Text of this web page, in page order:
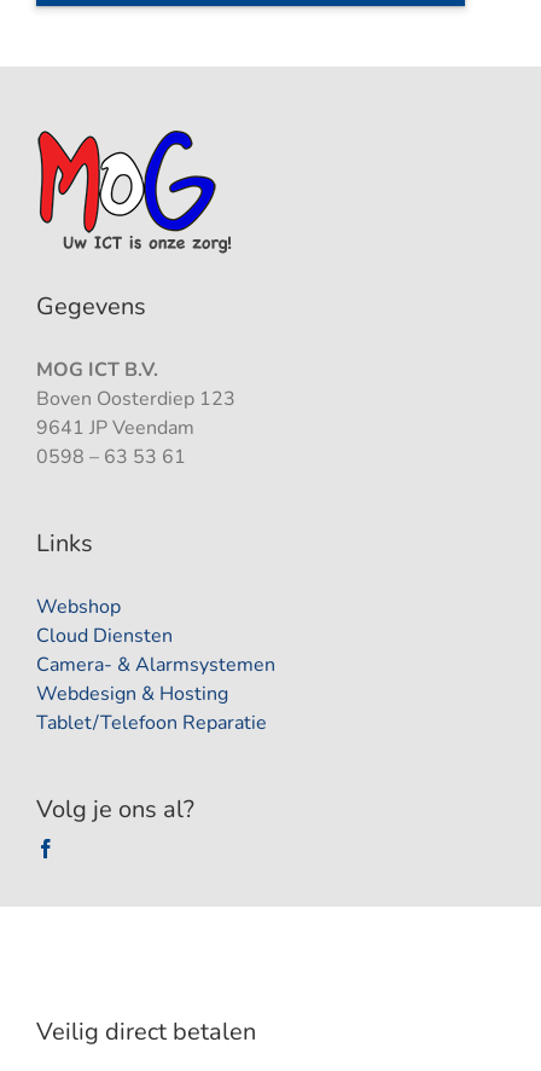
Gegevens
MOG ICT B.V.
Boven Oosterdiep 123
9641 JP Veendam
0598 – 63 53 61
Links
Webshop
Cloud Diensten
Camera- & Alarmsystemen
Webdesign & Hosting
Tablet/Telefoon Reparatie
Volg je ons al?
Veilig direct betalen